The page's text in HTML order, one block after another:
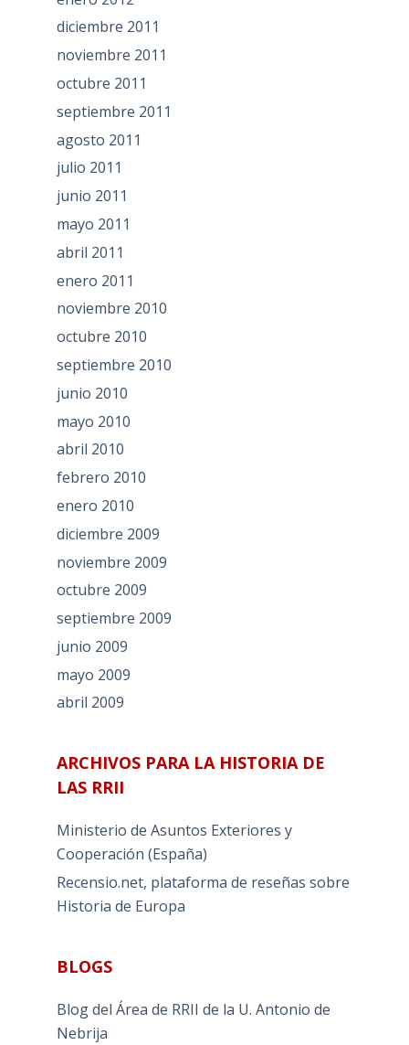
diciembre 2011
noviembre 2011
octubre 2011
septiembre 2011
agosto 2011
julio 2011
junio 2011
mayo 2011
abril 2011
enero 2011
noviembre 2010
octubre 2010
septiembre 2010
junio 2010
mayo 2010
abril 2010
febrero 2010
enero 2010
diciembre 2009
noviembre 2009
octubre 2009
septiembre 2009
junio 2009
mayo 2009
abril 2009
ARCHIVOS PARA LA HISTORIA DE
LAS RRII
Ministerio de Asuntos Exteriores y
Cooperación (España)
Recensio.net, plataforma de reseñas sobre
Historia de Europa
BLOGS
Blog del Área de RRII de la U. Antonio de
Nebrija